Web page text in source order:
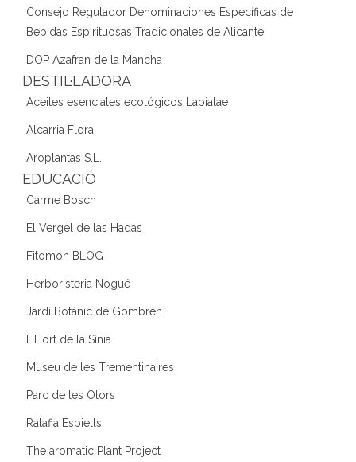
Consejo Regulador Denominaciones Específicas de
Bebidas Espirituosas Tradicionales de Alicante
DOP Azafran de la Mancha
DESTIL·LADORA
Aceites esenciales ecológicos Labiatae
Alcarria Flora
Aroplantas S.L.
EDUCACIÓ
Carme Bosch
El Vergel de las Hadas
Fitomon BLOG
Herboristeria Nogué
Jardí Botànic de Gombrèn
L'Hort de la Sínia
Museu de les Trementinaires
Parc de les Olors
Ratafia Espiells
The aromatic Plant Project